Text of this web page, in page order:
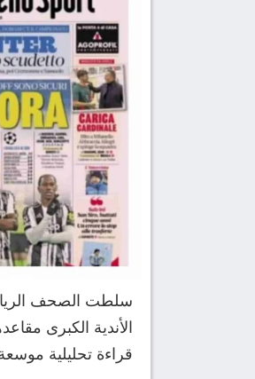
الأندية الكبرى
قراءة تحليلية موسعة